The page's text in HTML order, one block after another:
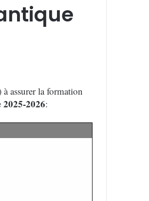
à assurer la formation
2025-2026: